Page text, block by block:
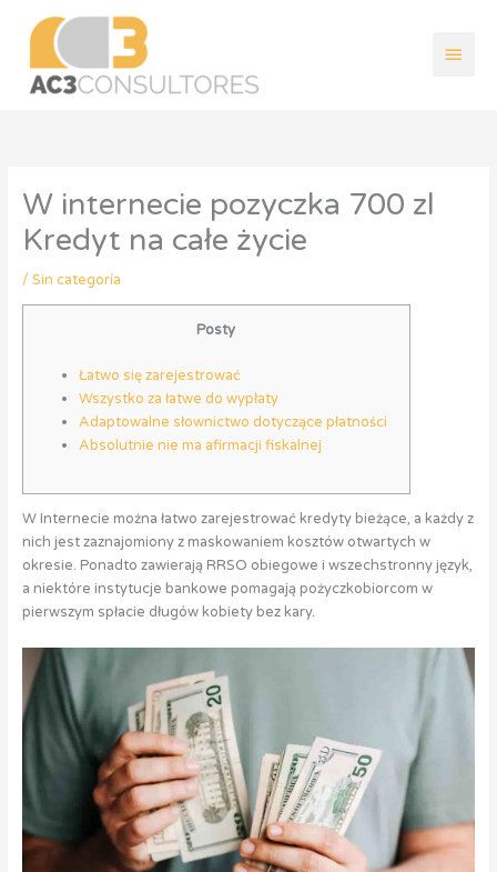
contenido
W internecie pozyczka 700 zl
Kredyt na całe życie
/ Sin categoría
Posty
Łatwo się zarejestrować
Wszystko za łatwe do wypłaty
Adaptowalne słownictwo dotyczące płatności
Absolutnie nie ma afirmacji fiskalnej
W Internecie można łatwo zarejestrować kredyty bieżące, a każdy z
nich jest zaznajomiony z maskowaniem kosztów otwartych w
okresie. Ponadto zawierają RRSO obiegowe i wszechstronny język,
a niektóre instytucje bankowe pomagają pożyczkobiorcom w
pierwszym spłacie długów kobiety bez kary.